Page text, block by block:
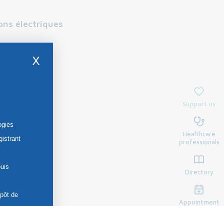
Support us
Healthcare
professionals
Directory
Appointment
électriques
X
de